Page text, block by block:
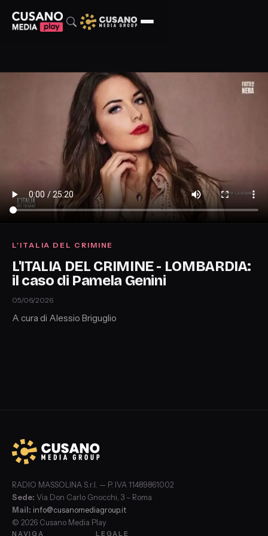
L'ITALIA DEL CRIMINE
L'ITALIA DEL CRIMINE - LOMBARDIA:
il caso di Pamela Genini
05/06/2026
A cura di Alessio Briguglio
RADIO MASSOLINA S.r.l. — P. IVA 11489861002
Sede: Via Don Carlo Gnocchi, 3 – Roma
Mail: info@cusanomediagroup.it
© 2026 Cusano Media Play
NAVIGA LEGALE